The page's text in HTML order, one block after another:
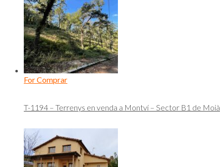
For Comprar
T-1194 – Terrenys en venda a Montví – Sector B1 de Moià